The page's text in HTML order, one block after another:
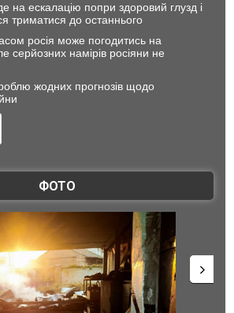
на ескалацію попри здоровий глузд і
триматися до останнього
росія може погодитись на
серйозних намірів росіяни не
жодних прогнозів щодо
ФОТО